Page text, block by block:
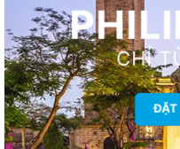
CHỈ
ĐẶT